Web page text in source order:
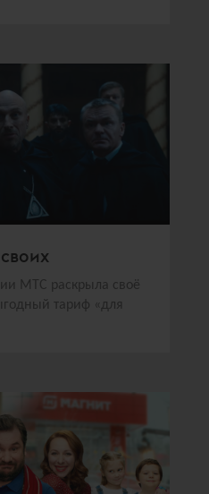
МТС раскрыла своё
тариф «для